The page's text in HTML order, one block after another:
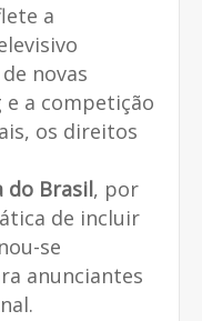
a
novas
a competição
os direitos
do Brasil, por
de incluir
se
anunciantes